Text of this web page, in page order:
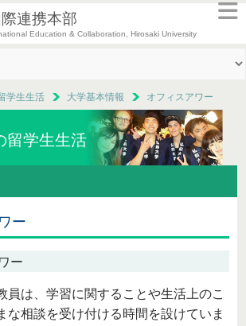
連携本部
Education & Collaboration, Hirosaki University
学生生活 大学基本情報 オフィスアワー
留学生生活
ー
ー
員は、学習に関することや生活上のこ
な相談を受け付ける時間を設けていま